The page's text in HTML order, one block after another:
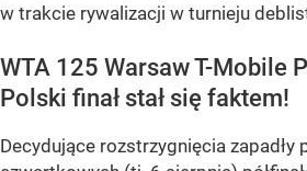
w trakcie rywalizacji w turnieju
WTA 125 Warsaw T-Mobile
Polski finał stał się faktem!
Decydujące rozstrzygnięcia zapadły